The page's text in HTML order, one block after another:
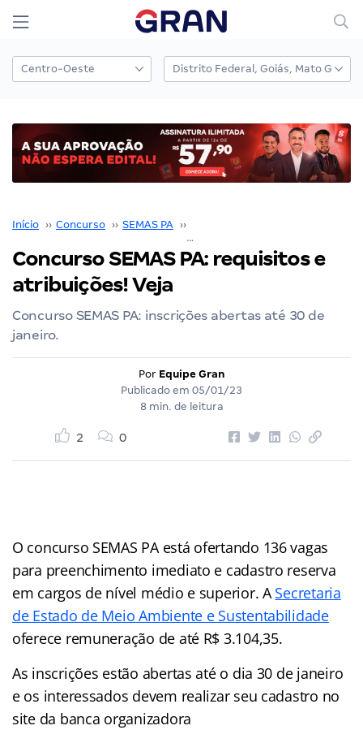
Início ›› Concurso ›› SEMAS PA ››
Concurso SEMAS PA: requisitos e
atribuições! Veja
Concurso SEMAS PA: inscrições abertas até 30 de
janeiro.
Por Equipe Gran
Publicado em 05/01/23
8 min. de leitura
2 0
O concurso SEMAS PA está ofertando 136 vagas
para preenchimento imediato e cadastro reserva
em cargos de nível médio e superior. ASecretaria
de Estado de Meio Ambiente e Sustentabilidade
oferece remuneração de até R$ 3.104,35.
As inscrições estão abertas até o dia 30 de janeiro
e os interessados devem realizar seu cadastro no
site da banca organizadora